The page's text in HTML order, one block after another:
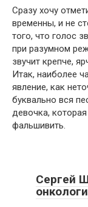
Сразу хочу
временны, и не
того, что голос
при разумном
звучит крепче,
Итак, наиболее
явление, как
буквально вся
девочка,
фальшивить.
Сергей